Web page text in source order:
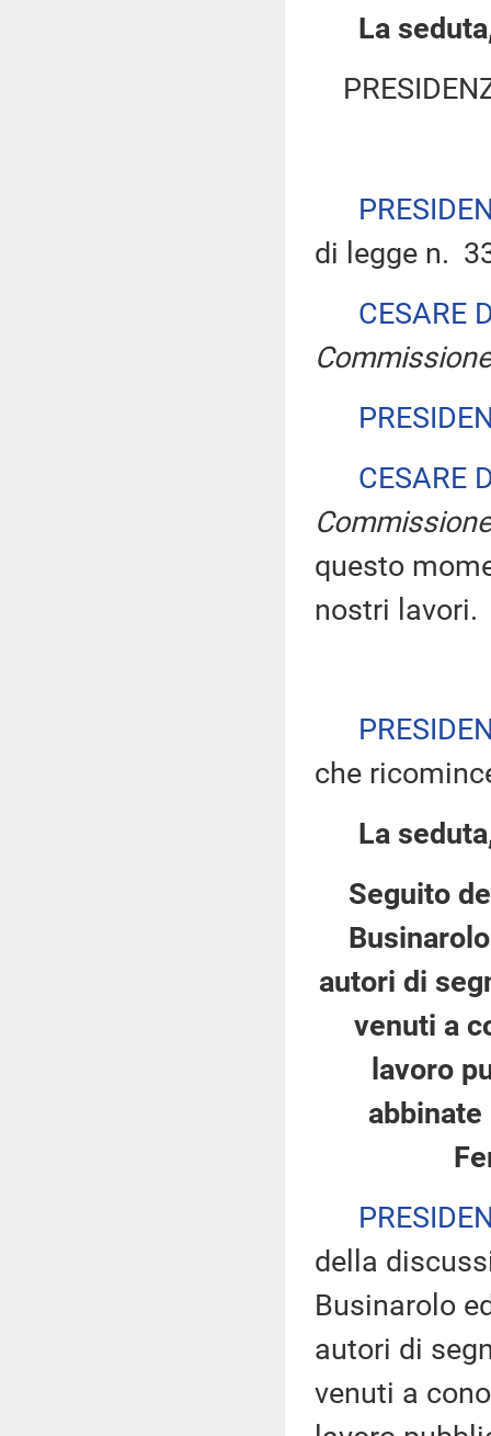
La
di legge n.
CESARE
Commissione
CESARE
Commissione
questo
nostri lavori.
che
La
Seguito
autori di
venuti a
lavoro
della
Businarolo
autori di
venuti a